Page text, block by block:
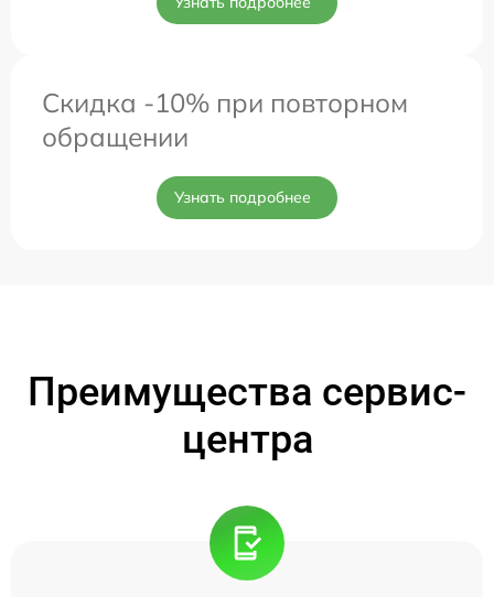
Скидка -10% при повторном
обращении
Узнать подробнее
Преимущества сервис-
центра